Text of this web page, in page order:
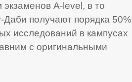
A-level, в то
Даби получают порядка 50%
исследований в кампусах
с оригинальными